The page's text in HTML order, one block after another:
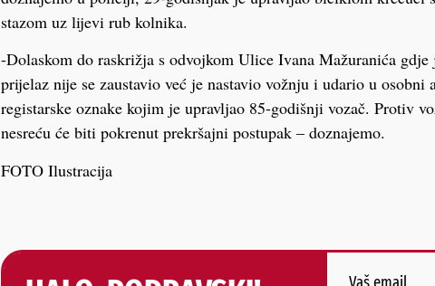
stazom uz lijevi rub kolnika.
-Dolaskom do raskrižja s odvojkom Ulice Ivana Mažuranića
prijelaz nije se zaustavio već je nastavio vožnju i udario u
registarske oznake kojim je upravljao 85-godišnji vozač. Protiv
nesreću će biti pokrenut prekršajni postupak – doznajemo.
FOTO Ilustracija